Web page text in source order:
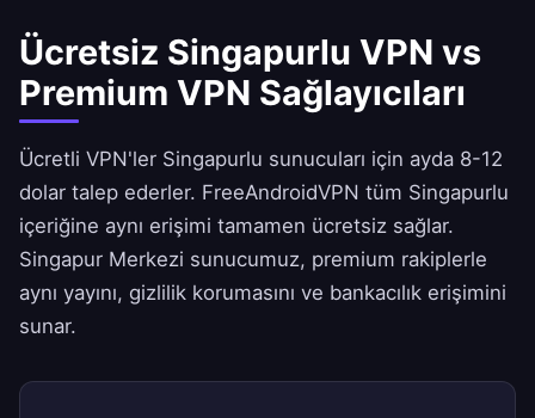
Ücretsiz Singapurlu VPN vs
Premium VPN Sağlayıcıları
Ücretli VPN'ler Singapurlu sunucuları için ayda 8-12
dolar talep ederler. FreeAndroidVPN tüm Singapurlu
içeriğine aynı erişimi tamamen ücretsiz sağlar.
Singapur Merkezi sunucumuz, premium rakiplerle
aynı yayını, gizlilik korumasını ve bankacılık erişimini
sunar.